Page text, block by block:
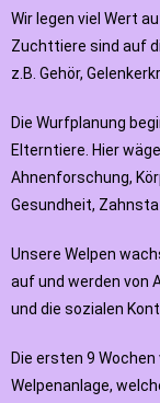
Wir legen viel Wert
Zuchttiere sind auf
z.B. Gehör,
Die Wurfplanung
Elterntiere. Hier
Ahnenforschung,
Gesundheit,
Unsere Welpen
auf und werden von
und die sozialen
Die ersten 9
Welpenanlage,